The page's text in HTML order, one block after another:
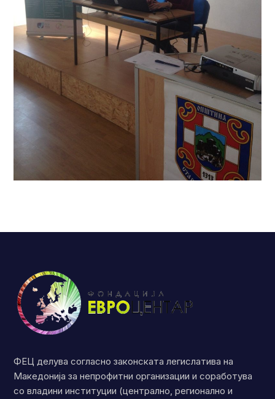
ФЕЦ делува согласно законската легислатива на
Македонија за непрофитни организации и соработува
со владини институции (централно, регионално и